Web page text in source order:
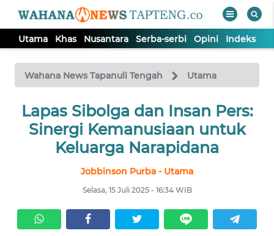
Utama Khas Nusantara Serba-serbi Opini Indeks
Wahana News Tapanuli Tengah Utama
Lapas Sibolga dan Insan Pers:
Sinergi Kemanusiaan untuk
Keluarga Narapidana
Jobbinson Purba - Utama
Selasa, 15 Juli 2025 - 16:34 WIB
TV
Tutup
UTAMA
SERBA-
SERBI